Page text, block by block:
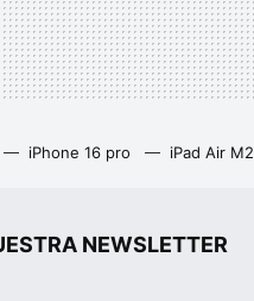
iPhone 16 pro iPad Air
NEWSLETTER